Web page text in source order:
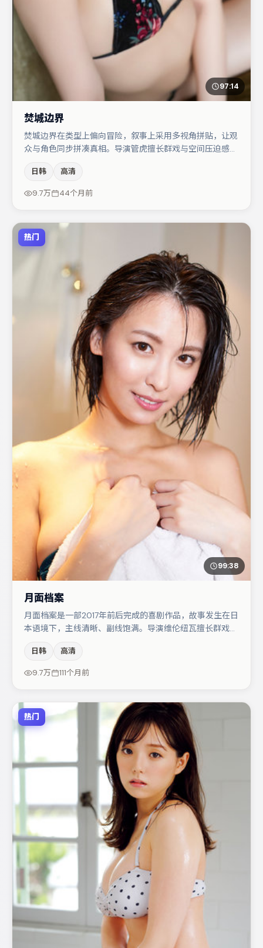
97:14
焚城边界
焚城边界在类型上偏向冒险，叙事上采用多视角拼贴，让观
众与角色同步拼凑真相。导演管虎擅长群戏与空间压迫感，
驱动，雷佳音、杨幂分别提供反差与喜剧/悬疑调剂（视场
次而定）。若你偏爱强类型与清晰主线，这部作品值得关
日韩 高清
9.7万 44个月前
热门
99:38
月面档案
月面档案是一部2017年前后完成的喜剧作品，故事发生在日
本语境下，主线清晰、副线饱满。导演维伦纽瓦擅长群戏与
中承担叙事驱动，汤唯、李光洁分别提供反差与喜剧/悬疑
调剂（视场次而定）。整体完成度较高，适合周末一口气追
日韩 高清
9.7万 111个月前
热门